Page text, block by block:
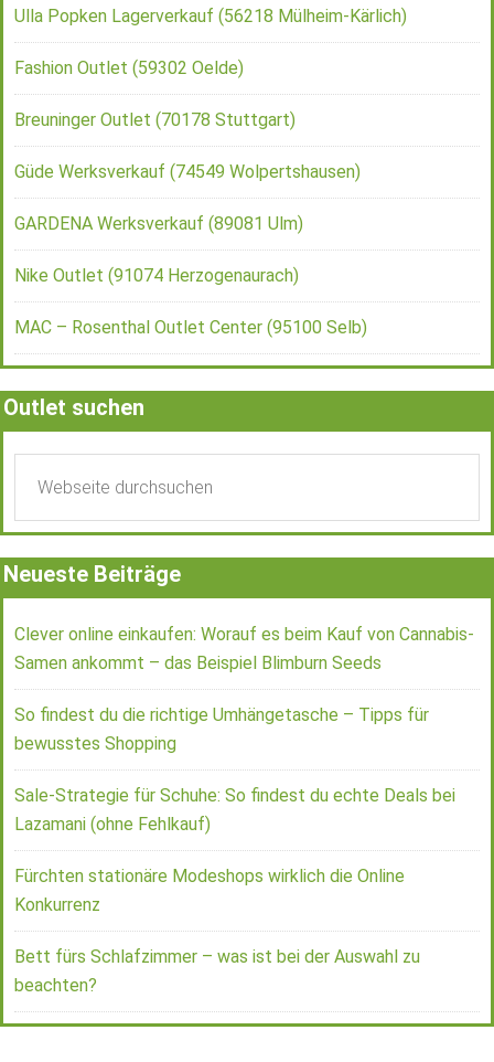
Ulla Popken Lagerverkauf (56218 Mülheim-Kärlich)
Fashion Outlet (59302 Oelde)
Breuninger Outlet (70178 Stuttgart)
Güde Werksverkauf (74549 Wolpertshausen)
GARDENA Werksverkauf (89081 Ulm)
Nike Outlet (91074 Herzogenaurach)
MAC – Rosenthal Outlet Center (95100 Selb)
Outlet suchen
Neueste Beiträge
Clever online einkaufen: Worauf es beim Kauf von Cannabis-
Samen ankommt – das Beispiel Blimburn Seeds
So findest du die richtige Umhängetasche – Tipps für
bewusstes Shopping
Sale-Strategie für Schuhe: So findest du echte Deals bei
Lazamani (ohne Fehlkauf)
Fürchten stationäre Modeshops wirklich die Online
Konkurrenz
Bett fürs Schlafzimmer – was ist bei der Auswahl zu
beachten?